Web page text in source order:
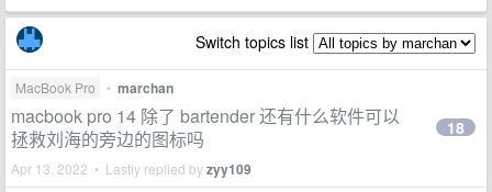
Switch topics list
MacBook Pro • marchan
macbook pro 14 除了 bartender 还有什么软件可以
拯救刘海的旁边的图标吗
Apr 13, 2022 • Lastly replied byzyy109
18